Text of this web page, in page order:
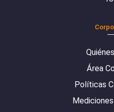
Área
Políticas